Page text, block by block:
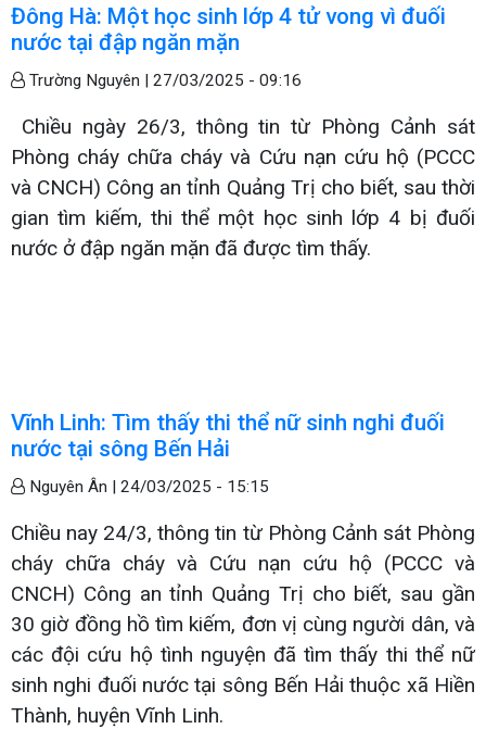
Đông Hà: Một học sinh lớp 4 tử vong vì đuối
nước tại đập ngăn mặn
Trường Nguyên | 27/03/2025 - 09:16
Chiều ngày 26/3, thông tin từ Phòng Cảnh sát
Phòng cháy chữa cháy và Cứu nạn cứu hộ (PCCC
và CNCH) Công an tỉnh Quảng Trị cho biết, sau thời
gian tìm kiếm, thi thể một học sinh lớp 4 bị đuối
nước ở đập ngăn mặn đã được tìm thấy.
Vĩnh Linh: Tìm thấy thi thể nữ sinh nghi đuối
nước tại sông Bến Hải
Nguyên Ân | 24/03/2025 - 15:15
Chiều nay 24/3, thông tin từ Phòng Cảnh sát Phòng
cháy chữa cháy và Cứu nạn cứu hộ (PCCC và
CNCH) Công an tỉnh Quảng Trị cho biết, sau gần
30 giờ đồng hồ tìm kiếm, đơn vị cùng người dân, và
các đội cứu hộ tình nguyện đã tìm thấy thi thể nữ
sinh nghi đuối nước tại sông Bến Hải thuộc xã Hiền
Thành, huyện Vĩnh Linh.